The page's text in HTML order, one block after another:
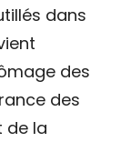
dans
des
des
de la